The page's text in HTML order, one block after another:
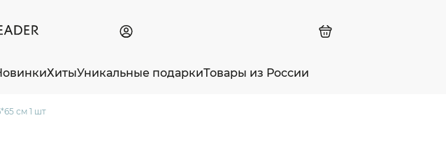
ХитыУникальные подаркиТовары из России
см 1 шт